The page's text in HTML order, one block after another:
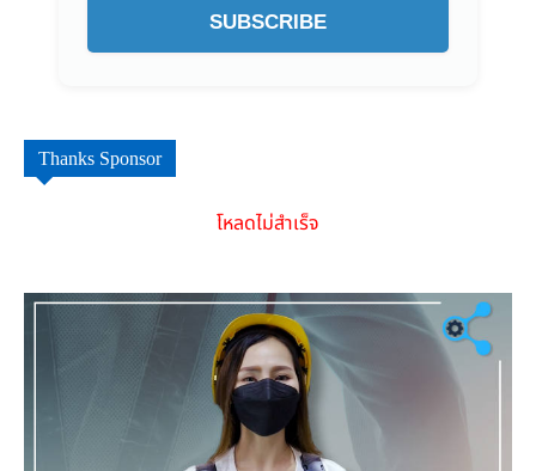
SUBSCRIBE
Thanks Sponsor
โหลดไม่สำเร็จ